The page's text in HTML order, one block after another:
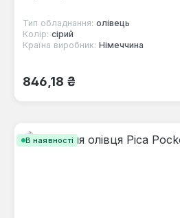
Тип обладнання: олівець
Колір: сірий
Країна виробник: Німеччина
Звичайна ціна:
846,18 ₴
В наявності